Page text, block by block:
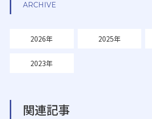
ARCHIVE
2026年 2025年
2023年
関連記事